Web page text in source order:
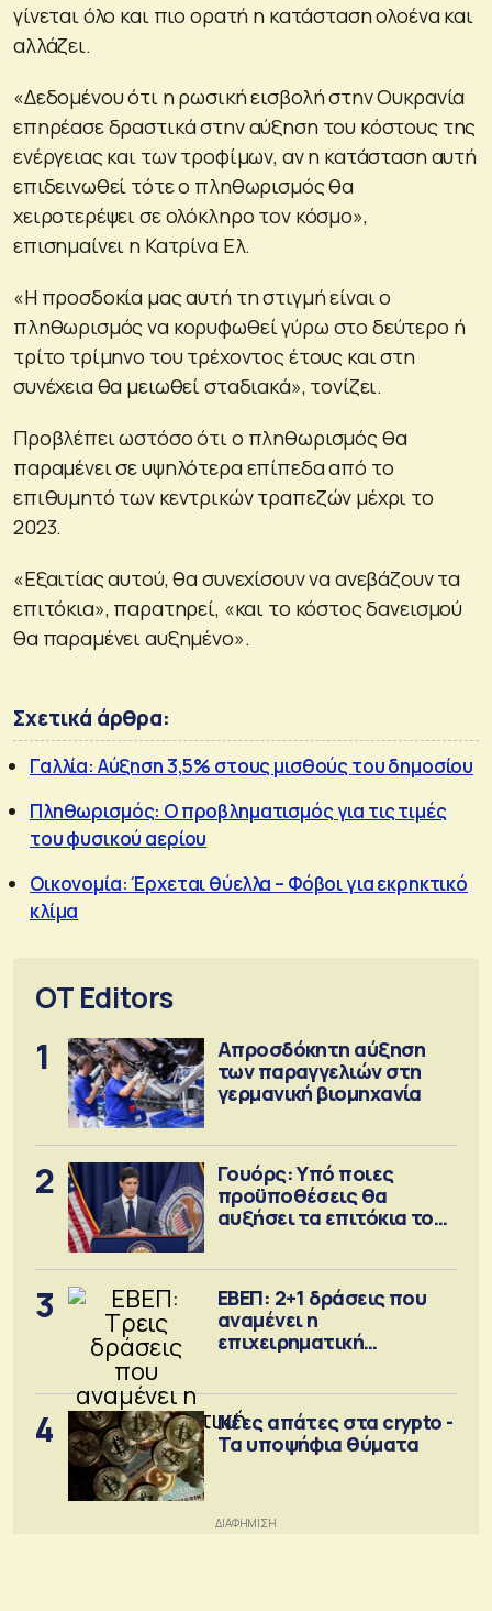
γίνεται όλο και πιο ορατή η κατάσταση ολοένα και
αλλάζει.
«Δεδομένου ότι η ρωσική εισβολή στην Ουκρανία
επηρέασε δραστικά στην αύξηση του κόστους της
ενέργειας και των τροφίμων, αν η κατάσταση αυτή
επιδεινωθεί τότε ο πληθωρισμός θα
χειροτερέψει σε ολόκληρο τον κόσμο»,
επισημαίνει η Κατρίνα Ελ.
«Η προσδοκία μας αυτή τη στιγμή είναι ο
πληθωρισμός να κορυφωθεί γύρω στο δεύτερο ή
τρίτο τρίμηνο του τρέχοντος έτους και στη
συνέχεια θα μειωθεί σταδιακά», τονίζει.
Προβλέπει ωστόσο ότι ο πληθωρισμός θα
παραμένει σε υψηλότερα επίπεδα από το
επιθυμητό των κεντρικών τραπεζών μέχρι το
2023.
«Εξαιτίας αυτού, θα συνεχίσουν να ανεβάζουν τα
επιτόκια», παρατηρεί, «και το κόστος δανεισμού
θα παραμένει αυξημένο».
Σχετικά άρθρα:
Γαλλία: Αύξηση 3,5% στους μισθούς του δημοσίου
Πληθωρισμός: Ο προβληματισμός για τις τιμές
του φυσικού αερίου
Οικονομία: Έρχεται θύελλα – Φόβοι για εκρηκτικό
κλίμα
OT Editors
1
Απροσδόκητη αύξηση
των παραγγελιών στη
γερμανική βιομηχανία
2
Γουόρς: Υπό ποιες
προϋποθέσεις θα
αυξήσει τα επιτόκια τον
3
ΕΒΕΠ: 2+1 δράσεις που
αναμένει η
επιχειρηματική
4
Νέες απάτες στα crypto -
Τα υποψήφια θύματα